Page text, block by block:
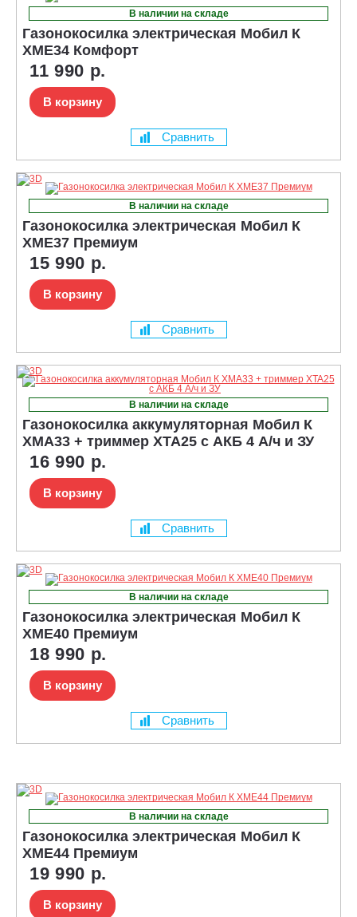
В наличии на складе
Газонокосилка электрическая Мобил К
XME34 Комфорт
11 990 р.
В корзину
Сравнить
В наличии на складе
Газонокосилка электрическая Мобил К
XME37 Премиум
15 990 р.
В корзину
Сравнить
В наличии на складе
Газонокосилка аккумуляторная Мобил К
XMA33 + триммер XTA25 с АКБ 4 А/ч и ЗУ
16 990 р.
В корзину
Сравнить
В наличии на складе
Газонокосилка электрическая Мобил К
XME40 Премиум
18 990 р.
В корзину
Сравнить
В наличии на складе
Газонокосилка электрическая Мобил К
XME44 Премиум
19 990 р.
В корзину